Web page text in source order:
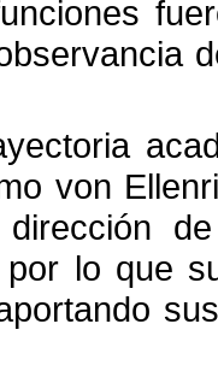
von
por lo que